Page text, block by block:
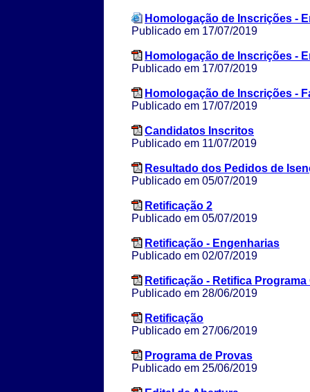
Homologação de Inscrições -
Publicado em 17/07/2019
Homologação de Inscrições -
Publicado em 17/07/2019
Homologação de Inscrições -
Publicado em 17/07/2019
Candidatos Inscritos
Publicado em 11/07/2019
Resultado dos Pedidos de
Publicado em 05/07/2019
Retificação 2
Publicado em 05/07/2019
Retificação - Engenharias
Publicado em 02/07/2019
Retificação - Retifica
Publicado em 28/06/2019
Retificação
Publicado em 27/06/2019
Programa de Provas
Publicado em 25/06/2019